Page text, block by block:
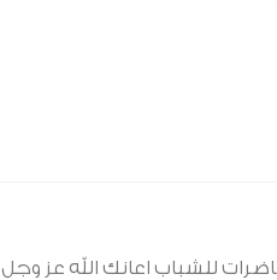
للشباب اعانك الله عز وجل